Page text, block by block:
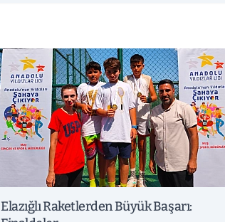
Elazığlı Raketlerden Büyük Başarı: